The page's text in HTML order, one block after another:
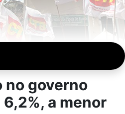
no governo
a menor